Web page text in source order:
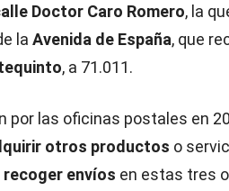
Doctor Caro Romero, la
la Avenida de España, que
, a 71.011.
por las oficinas postales en
otros productos o
recoger envíos en estas tres